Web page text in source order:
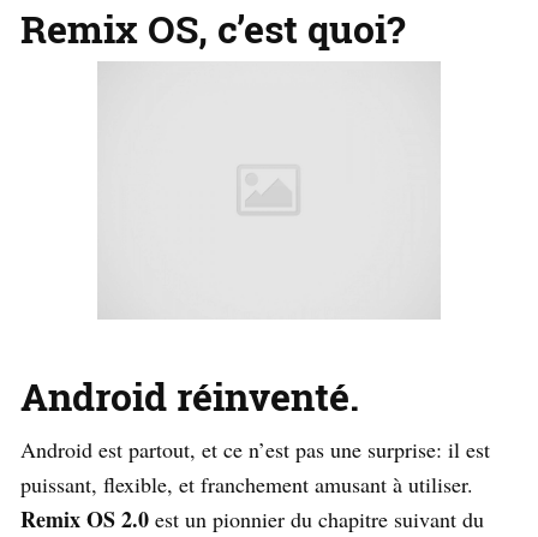
Remix OS, c’est quoi?
Android réinventé.
Android est partout, et ce n’est pas une surprise: il est
puissant, flexible, et franchement amusant à utiliser.
RemixOS 2.0 est un pionnier du chapitre suivant du